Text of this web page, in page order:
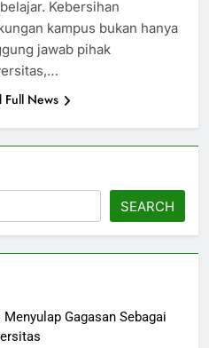
Kebersihan
kampus bukan hanya
jawab pihak
Full News
SEARCH
Gagasan Sebagai